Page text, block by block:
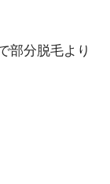
部分脱毛より